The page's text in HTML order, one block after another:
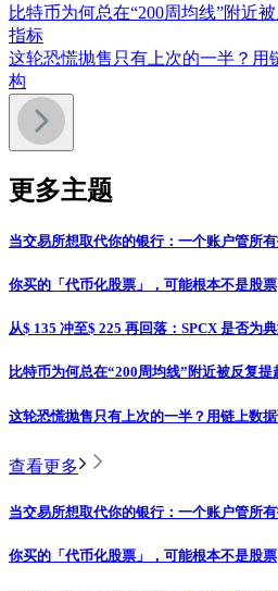
比特币为何总在“200周均线”附近
指标
这轮恐慌抛售只有上次的一半？用
构
更多主题
当交易所想取代你的银行：一个账户管所
你买的「代币化股票」，可能根本不是股票
从$ 135 冲至$ 225 再回落：SPCX 是否为
比特币为何总在“200周均线”附近被反复
这轮恐慌抛售只有上次的一半？用链上数
查看更多
当交易所想取代你的银行：一个账户管所
你买的「代币化股票」，可能根本不是股票